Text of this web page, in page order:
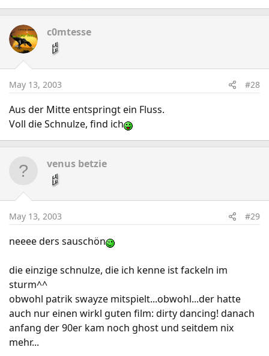
c0mtesse
May 13, 2003 #28
Aus der Mitte entspringt ein Fluss.
Voll die Schnulze, find ich
venus betzie
May 13, 2003 #29
neeee ders sauschön
die einzige schnulze, die ich kenne ist fackeln im
sturm^^
obwohl patrik swayze mitspielt...obwohl...der hatte
auch nur einen wirkl guten film: dirty dancing! danach
anfang der 90er kam noch ghost und seitdem nix
mehr...